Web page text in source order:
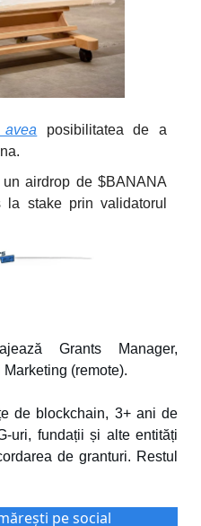
avea posibilitatea de a
airdrop de $BANANA
stake prin validatorul
Grants Manager,
(remote).
de blockchain, 3+ ani de
uri, fundații și alte entități
de granturi. Restul
pe social